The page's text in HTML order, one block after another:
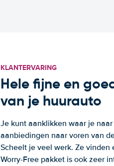
KLANTERVARING
Hele fijne en
van je huurauto
Je kunt aanklikken waar je
aanbiedingen naar voren van
Scheelt je veel werk. Ze
Worry-Free pakket is ook zeer